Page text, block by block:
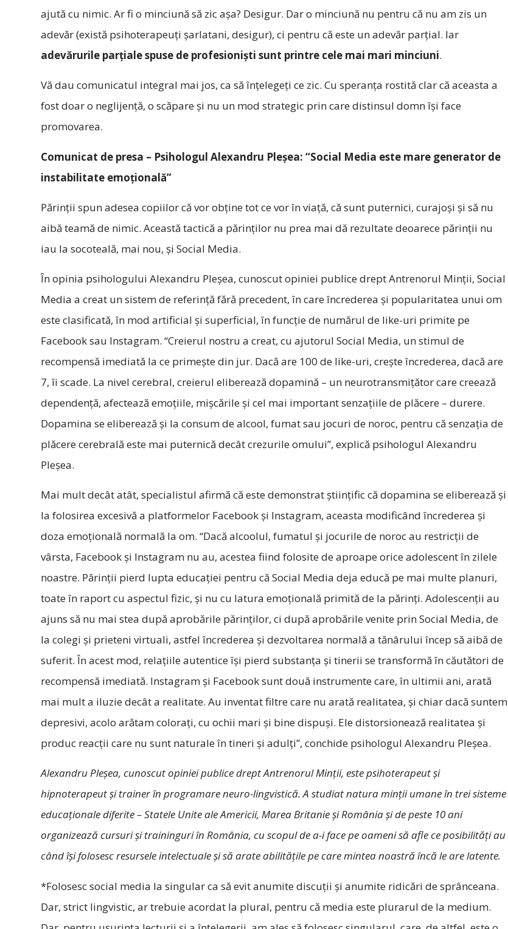
ajută cu nimic. Ar fi o minciună să zic așa? Desigur. Dar o minciună nu pentru că nu am zis un
adevăr (există psihoterapeuți șarlatani, desigur), ci pentru că este un adevăr parțial. Iar
adevărurile parțiale spuse de profesioniști sunt printre cele mai mari minciuni.
Vă dau comunicatul integral mai jos, ca să înțelegeți ce zic. Cu speranța rostită clar că aceasta a
fost doar o neglijență, o scăpare și nu un mod strategic prin care distinsul domn își face
promovarea.
Comunicat de presa – Psihologul Alexandru Pleşea: “Social Media este mare generator de
instabilitate emoţională”
Părinții spun adesea copiilor că vor obține tot ce vor în viață, că sunt puternici, curajoși și să nu
aibă teamă de nimic. Această tactică a părinților nu prea mai dă rezultate deoarece părinții nu
iau la socoteală, mai nou, şi Social Media.
În opinia psihologului Alexandru Pleşea, cunoscut opiniei publice drept Antrenorul Minţii, Social
Media a creat un sistem de referinţă fără precedent, în care încrederea şi popularitatea unui om
este clasificată, în mod artificial şi superficial, în funcţie de numărul de like-uri primite pe
Facebook sau Instagram. “Creierul nostru a creat, cu ajutorul Social Media, un stimul de
recompensă imediată la ce primește din jur. Dacă are 100 de like-uri, crește încrederea, dacă are
7, îi scade. La nivel cerebral, creierul eliberează dopamină – un neurotransmițător care creează
dependență, afectează emoțiile, mișcările și cel mai important senzațiile de plăcere – durere.
Dopamina se eliberează și la consum de alcool, fumat sau jocuri de noroc, pentru că senzația de
plăcere cerebrală este mai puternică decât crezurile omului”, explică psihologul Alexandru
Pleşea.
Mai mult decât atât, specialistul afirmă că este demonstrat ştiinţific că dopamina se eliberează și
la folosirea excesivă a platformelor Facebook și Instagram, aceasta modificând încrederea și
doza emoțională normală la om. “Dacă alcoolul, fumatul și jocurile de noroc au restricții de
vârsta, Facebook și Instagram nu au, acestea fiind folosite de aproape orice adolescent în zilele
noastre. Părinții pierd lupta educației pentru că Social Media deja educă pe mai multe planuri,
toate în raport cu aspectul fizic, și nu cu latura emoțională primită de la părinți. Adolescenții au
ajuns să nu mai stea după aprobările părinților, ci după aprobările venite prin Social Media, de
la colegi și prieteni virtuali, astfel încrederea și dezvoltarea normală a tănârului încep să aibă de
suferit. În acest mod, relațiile autentice își pierd substanța și tinerii se transformă în căutători de
recompensă imediată. Instagram și Facebook sunt două instrumente care, în ultimii ani, arată
mai mult a iluzie decât a realitate. Au inventat filtre care nu arată realitatea, și chiar dacă suntem
depresivi, acolo arătam colorați, cu ochii mari și bine dispuși. Ele distorsionează realitatea și
produc reacții care nu sunt naturale în tineri și adulți”, conchide psihologul Alexandru Pleşea.
Alexandru Pleşea, cunoscut opiniei publice drept Antrenorul Minţii, este psihoterapeut şi
hipnoterapeut şi trainer în programare neuro-lingvistică. A studiat natura minţii umane în trei sisteme
educaţionale diferite – Statele Unite ale Americii, Marea Britanie şi România şi de peste 10 ani
organizează cursuri şi traininguri în România, cu scopul de a-i face pe oameni să afle ce posibilități au
când își folosesc resursele intelectuale și să arate abilitățile pe care mintea noastră încă le are latente.
*Folosesc social media la singular ca să evit anumite discuții și anumite ridicări de sprânceana.
Dar, strict lingvistic, ar trebuie acordat la plural, pentru că media este plurarul de la medium.